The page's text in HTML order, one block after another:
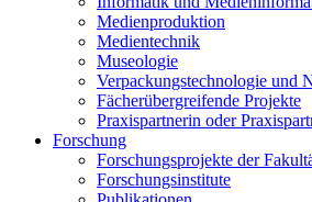
Medienproduktion
Medientechnik
Museologie
Verpackungstechnologie und
Fächerübergreifende Projekte
Praxispartnerin oder
Forschung
Forschungsprojekte der
Forschungsinstitute